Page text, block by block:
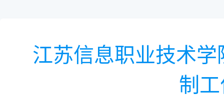
江苏信息职业技术
制